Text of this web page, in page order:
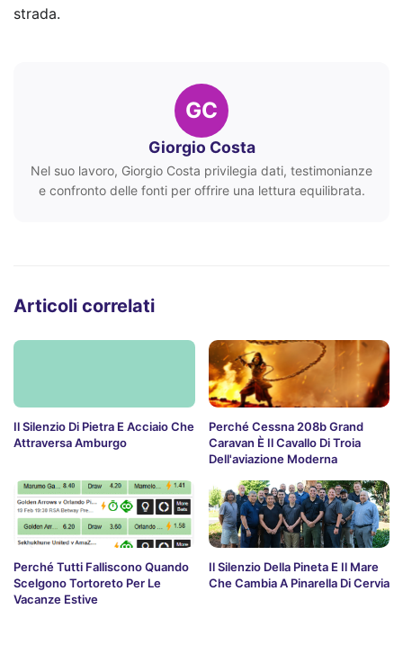
strada.
GC
Giorgio Costa
Nel suo lavoro, Giorgio Costa privilegia dati, testimonianze
e confronto delle fonti per offrire una lettura equilibrata.
Articoli correlati
Il Silenzio Di Pietra E Acciaio Che
Attraversa Amburgo
Perché Cessna 208b Grand
Caravan È Il Cavallo Di Troia
Dell'aviazione Moderna
Perché Tutti Falliscono Quando
Scelgono Tortoreto Per Le
Vacanze Estive
Il Silenzio Della Pineta E Il Mare
Che Cambia A Pinarella Di Cervia